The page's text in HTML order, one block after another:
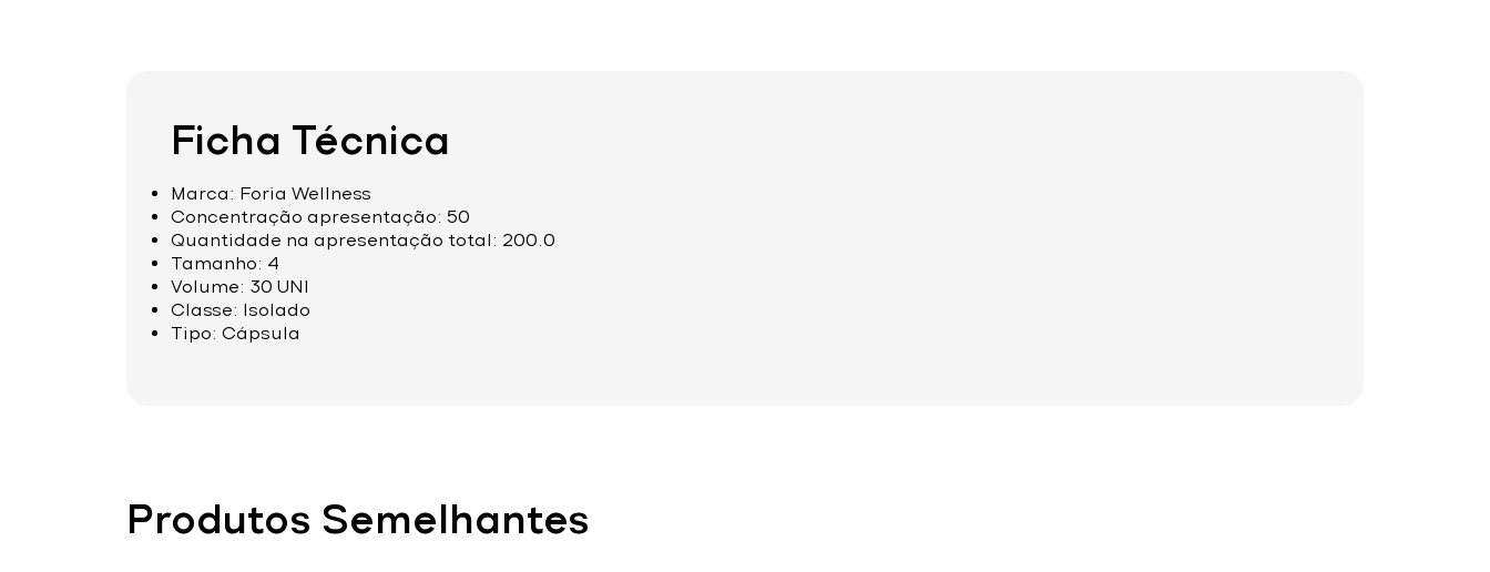
Ficha Técnica
Marca: Foria Wellness
Concentração apresentação: 50
Quantidade na apresentação total: 200.0
Tamanho: 4
Volume: 30 UNI
Classe: Isolado
Tipo: Cápsula
Produtos Semelhantes